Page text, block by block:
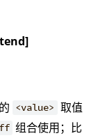
的 <value> 取值
组合使用；比